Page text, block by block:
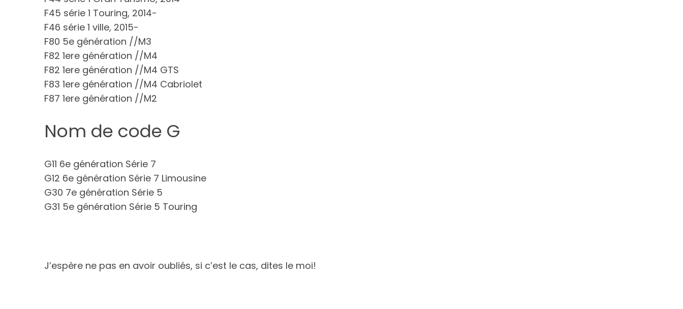
F45 série 1 Touring, 2014-
F46 série 1 ville, 2015-
F80 5e génération //M3
F82 1ere génération //M4
F82 1ere génération //M4 GTS
F83 1ere génération //M4 Cabriolet
F87 1ere génération //M2
Nom de code G
G11 6e génération Série 7
G12 6e génération Série 7 Limousine
G30 7e génération Série 5
G31 5e génération Série 5 Touring
J’espère ne pas en avoir oubliés, si c’est le cas, dites le moi!